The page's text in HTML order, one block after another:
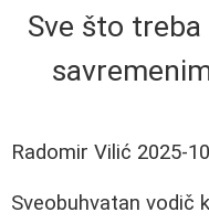
Sve što
Radomir Vilić 2025-
Sveobuhvatan vodič